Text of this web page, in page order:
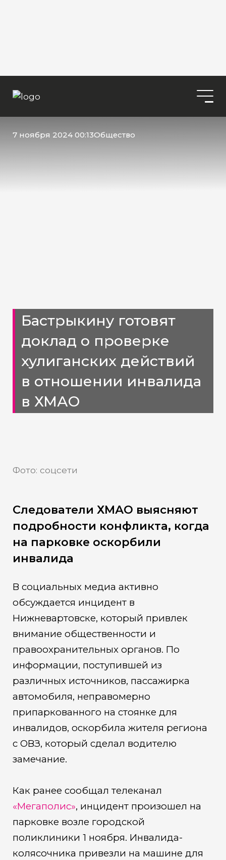
7 ноября 2024 00:13Общество
Бастрыкину готовят
доклад о проверке
хулиганских действий
в отношении инвалида
в ХМАО
Фото: соцсети
Следователи ХМАО выясняют
подробности конфликта, когда
на парковке оскорбили
инвалида
В социальных медиа активно
обсуждается инцидент в
Нижневартовске, который привлек
внимание общественности и
правоохранительных органов. По
информации, поступившей из
различных источников, пассажирка
автомобиля, неправомерно
припаркованного на стоянке для
инвалидов, оскорбила жителя региона
с ОВЗ, который сделал водителю
замечание.
Как ранее сообщал телеканал
«Мегаполис», инцидент произошел на
парковке возле городской
поликлиники 1 ноября. Инвалида-
колясочника привезли на машине для